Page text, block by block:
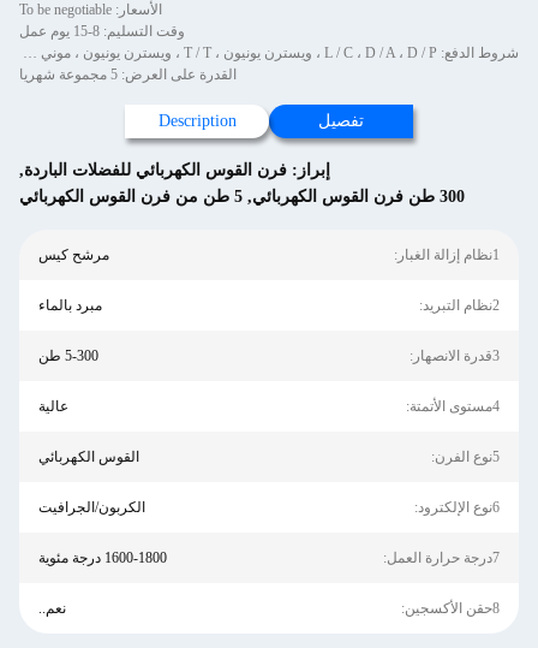
الأسعار: To be negotiable
وقت التسليم: 8-15 يوم عمل
شروط الدفع: L / C ، D / A ، D / P ، ويسترن يونيون ، T / T ، ويسترن يونيون ، موني جرام
القدرة على العرض: 5 مجموعة شهريا
تفصيل Description
إبراز: فرن القوس الكهربائي للفضلات الباردة,
300 طن فرن القوس الكهربائي
, 5 طن من فرن القوس الكهربائي
1نظام إزالة الغبار: مرشح كيس
2نظام التبريد: مبرد بالماء
3قدرة الانصهار: 5-300 طن
4مستوى الأتمتة: عالية
5نوع الفرن: القوس الكهربائي
6نوع الإلكترود: الكربون/الجرافيت
7درجة حرارة العمل: 1600-1800 درجة مئوية
8حقن الأكسجين: نعم..